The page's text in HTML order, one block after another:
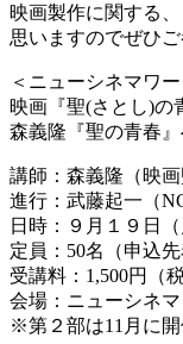
映画製作に関する
思いますのでぜひご
＜ニューシネマワ
映画『聖(さとし)の
森義隆『聖の青春』
講師：森義隆（映
進行：武藤起一（
日時：９月１９日
定員：50名（申込先
受講料：1,500円（税
会場：ニューシネ
※第２部は11月に開